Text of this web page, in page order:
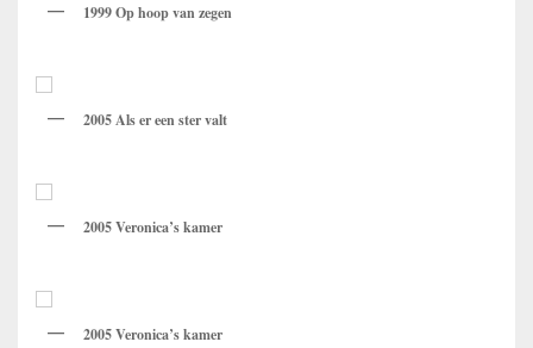
1999 Op hoop van zegen
2005 Als er een ster valt
2005 Veronica’s kamer
2005 Veronica’s kamer